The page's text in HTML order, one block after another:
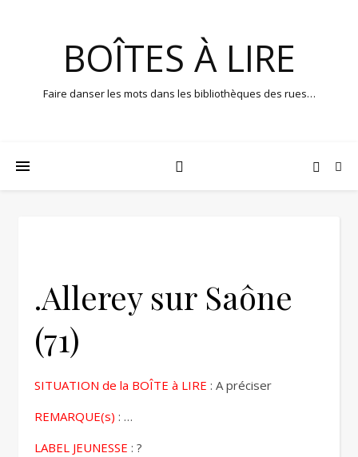
BOÎTES À LIRE
Faire danser les mots dans les bibliothèques des rues…
.Allerey sur Saône
(71)
SITUATION de la BOÎTE à LIRE : A préciser
REMARQUE(s) : …
LABEL JEUNESSE : ?